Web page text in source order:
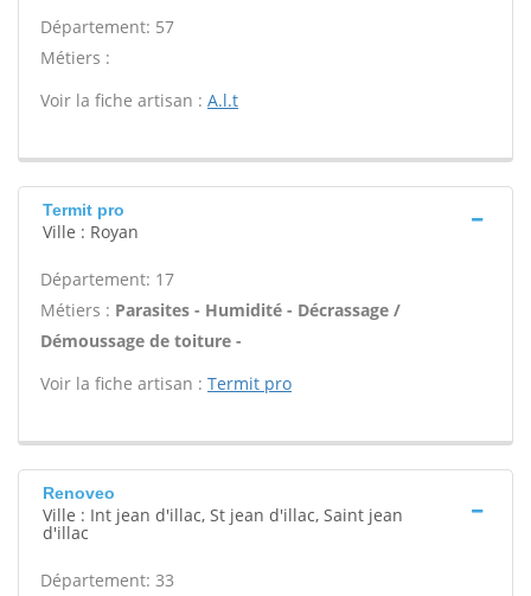
Département: 57
Métiers :
Voir la fiche artisan : A.l.t
Termit pro
Ville : Royan
Département: 17
Métiers : Parasites - Humidité - Décrassage /
Démoussage de toiture -
Voir la fiche artisan : Termit pro
Renoveo
Ville : Int jean d'illac, St jean d'illac, Saint jean
d'illac
Département: 33